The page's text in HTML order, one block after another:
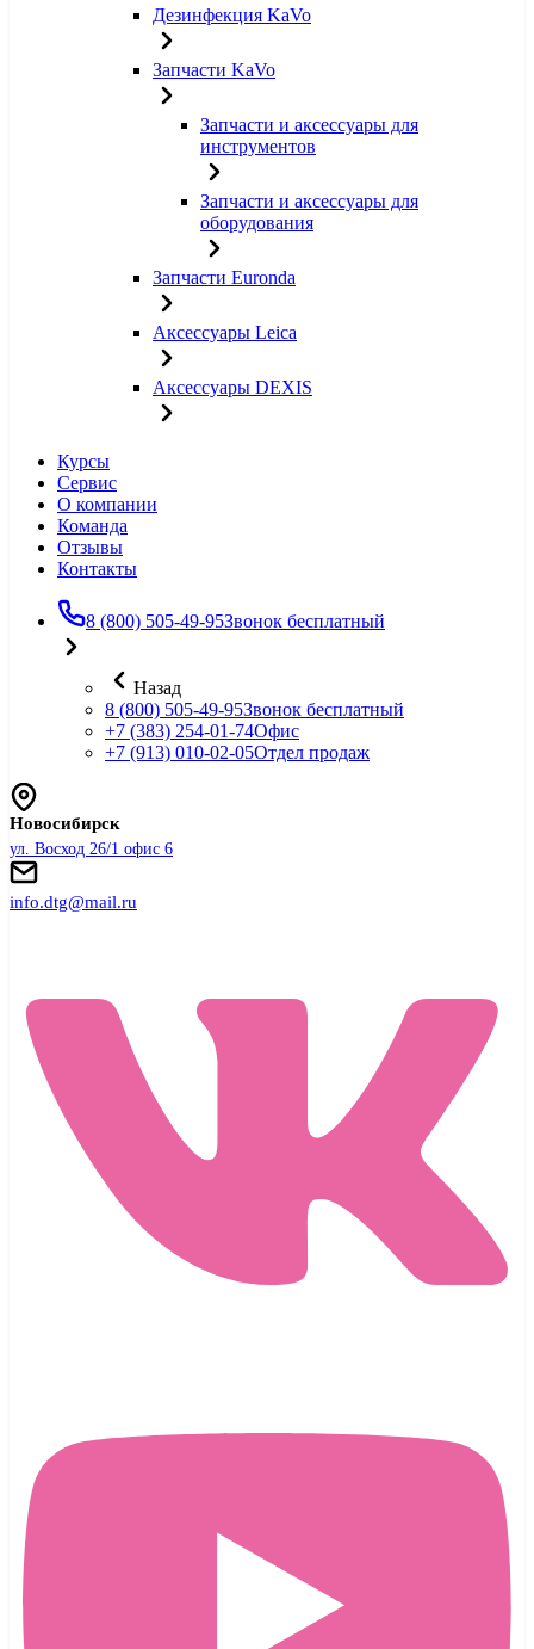
Дезинфекция KaVo
Запчасти KaVo
Запчасти и аксессуары для
инструментов
Запчасти и аксессуары для
оборудования
Запчасти Euronda
Аксессуары Leica
Аксессуары DEXIS
Курсы
Сервис
О компании
Команда
Отзывы
Контакты
8 (800) 505-49-95Звонок бесплатный
Назад
8 (800) 505-49-95Звонок бесплатный
+7 (383) 254-01-74Офис
+7 (913) 010-02-05Отдел продаж
Новосибирск
ул. Восход 26/1 офис 6
info.dtg@mail.ru